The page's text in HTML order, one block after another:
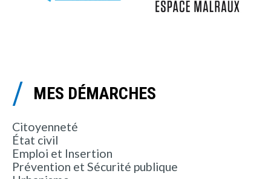
MES DÉMARCHES
Citoyenneté
État civil
Emploi et Insertion
Prévention et Sécurité publique